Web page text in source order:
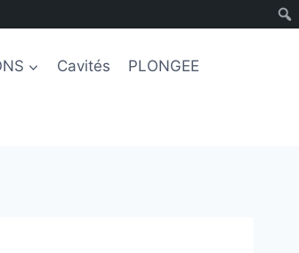
Cavités PLONGEE